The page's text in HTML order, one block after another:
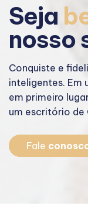
Seja
nosso
Conquiste e
inteligentes. Em
em primeiro
um escritório de
Fale